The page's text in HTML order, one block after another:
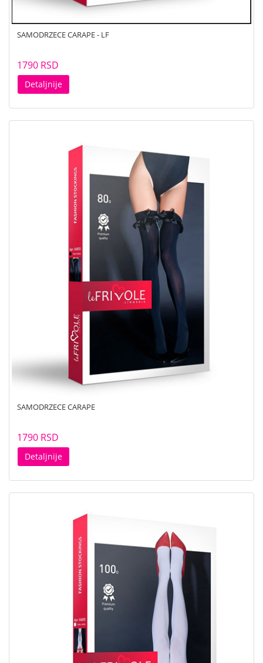
SAMODRZECE CARAPE - LF
1790 RSD
Detaljnije
SAMODRZECE CARAPE
1790 RSD
Detaljnije